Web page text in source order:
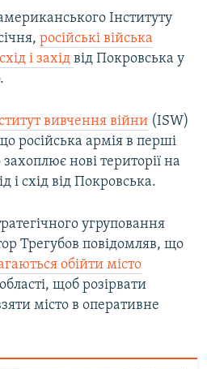
Інституту
російські війська
і захід від Покровська у
вивчення війни (ISW)
російська армія в перші
нові території на
і схід від Покровська.
угруповання
Трегубов повідомляв, що
обійти місто
щоб розірвати
місто в оперативне